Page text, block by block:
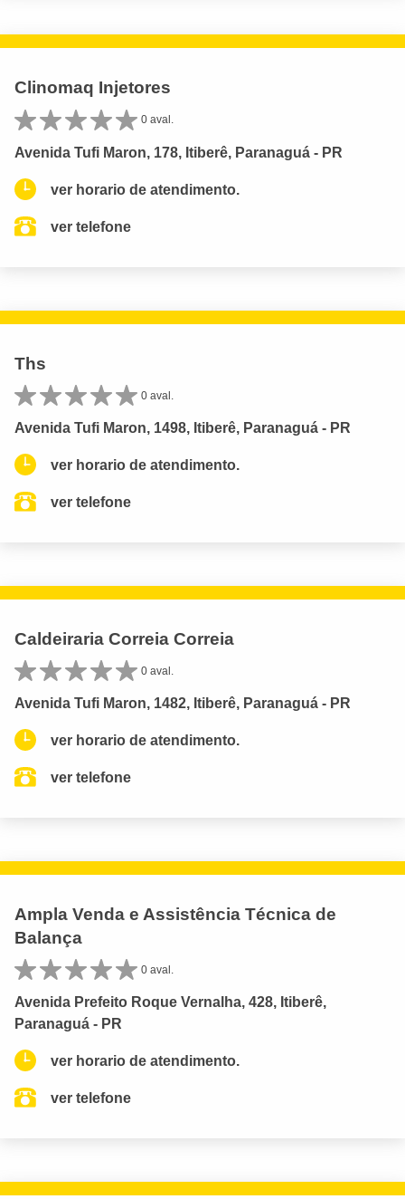
Clinomaq Injetores
0 aval.
Avenida Tufi Maron, 178, Itiberê, Paranaguá - PR
ver horario de atendimento.
ver telefone
Ths
0 aval.
Avenida Tufi Maron, 1498, Itiberê, Paranaguá - PR
ver horario de atendimento.
ver telefone
Caldeiraria Correia Correia
0 aval.
Avenida Tufi Maron, 1482, Itiberê, Paranaguá - PR
ver horario de atendimento.
ver telefone
Ampla Venda e Assistência Técnica de
Balança
0 aval.
Avenida Prefeito Roque Vernalha, 428, Itiberê,
Paranaguá - PR
ver horario de atendimento.
ver telefone